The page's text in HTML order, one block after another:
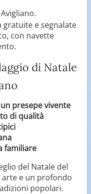
gratuite e segnalate
con navette
di Natale
presepe vivente
di qualità
familiare
del Natale del
arte e un profondo
popolari.